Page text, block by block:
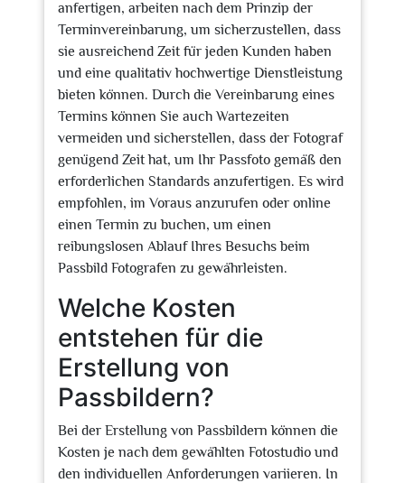
anfertigen, arbeiten nach dem Prinzip der
Terminvereinbarung, um sicherzustellen, dass
sie ausreichend Zeit für jeden Kunden haben
und eine qualitativ hochwertige Dienstleistung
bieten können. Durch die Vereinbarung eines
Termins können Sie auch Wartezeiten
vermeiden und sicherstellen, dass der Fotograf
genügend Zeit hat, um Ihr Passfoto gemäß den
erforderlichen Standards anzufertigen. Es wird
empfohlen, im Voraus anzurufen oder online
einen Termin zu buchen, um einen
reibungslosen Ablauf Ihres Besuchs beim
Passbild Fotografen zu gewährleisten.
Welche Kosten
entstehen für die
Erstellung von
Passbildern?
Bei der Erstellung von Passbildern können die
Kosten je nach dem gewählten Fotostudio und
den individuellen Anforderungen variieren. In